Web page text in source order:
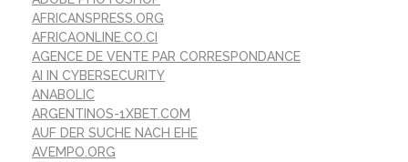
AFRICANSPRESS.ORG
AFRICAONLINE.CO.CI
AGENCE DE VENTE PAR CORRESPONDANCE
AI IN CYBERSECURITY
ANABOLIC
ARGENTINOS-1XBET.COM
AUF DER SUCHE NACH EHE
AVEMPO.ORG